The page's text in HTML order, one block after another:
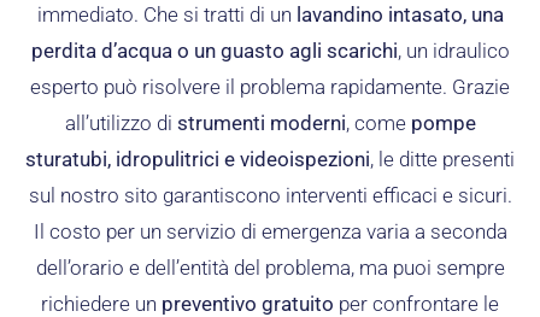
immediato. Che si tratti di un lavandino intasato, una
perdita d’acqua o un guasto agli scarichi, un idraulico
esperto può risolvere il problema rapidamente. Grazie
all’utilizzo di strumenti moderni, come pompe
sturatubi, idropulitrici e videoispezioni, le ditte presenti
sul nostro sito garantiscono interventi efficaci e sicuri.
Il costo per un servizio di emergenza varia a seconda
dell’orario e dell’entità del problema, ma puoi sempre
richiedere un preventivo gratuito per confrontare le